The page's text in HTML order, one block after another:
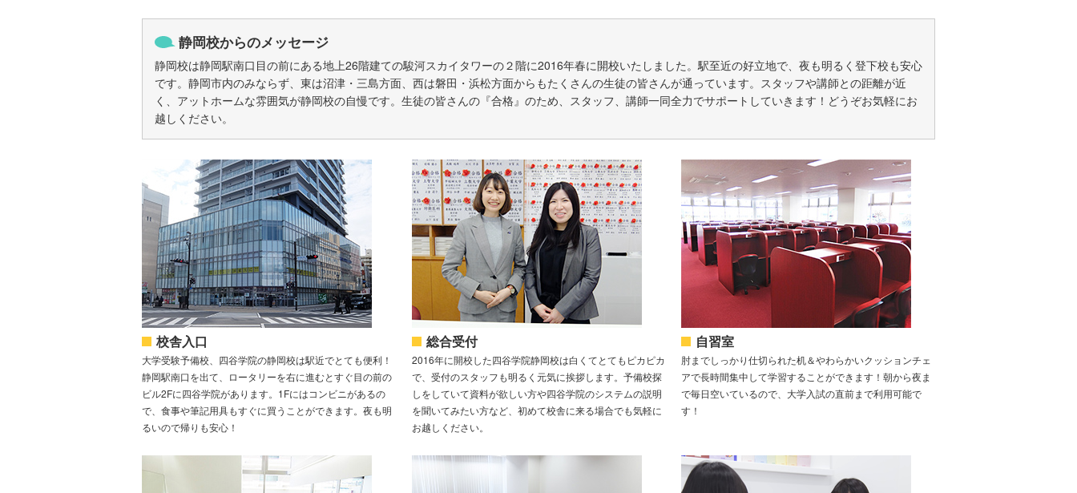
静岡校からのメッセージ
静岡校は静岡駅南口目の前にある地上26階建ての駿河スカイタワーの２階に2016年春に開校いたしました。駅至近の好立地で、夜も明るく登下校も安心
です。静岡市内のみならず、東は沼津・三島方面、西は磐田・浜松方面からもたくさんの生徒の皆さんが通っています。スタッフや講師との距離が近
く、アットホームな雰囲気が静岡校の自慢です。生徒の皆さんの『合格』のため、スタッフ、講師一同全力でサポートしていきます！どうぞお気軽にお
越しください。
校舎入口
大学受験予備校、四谷学院の静岡校は駅近でとても便利！
静岡駅南口を出て、ロータリーを右に進むとすぐ目の前の
ビル2Fに四谷学院があります。1Fにはコンビニがあるの
で、食事や筆記用具もすぐに買うことができます。夜も明
るいので帰りも安心！
総合受付
2016年に開校した四谷学院静岡校は白くてとてもピカピカ
で、受付のスタッフも明るく元気に挨拶します。予備校探
しをしていて資料が欲しい方や四谷学院のシステムの説明
を聞いてみたい方など、初めて校舎に来る場合でも気軽に
お越しください。
自習室
肘までしっかり仕切られた机＆やわらかいクッションチェ
アで長時間集中して学習することができます！朝から夜ま
で毎日空いているので、大学入試の直前まで利用可能で
す！